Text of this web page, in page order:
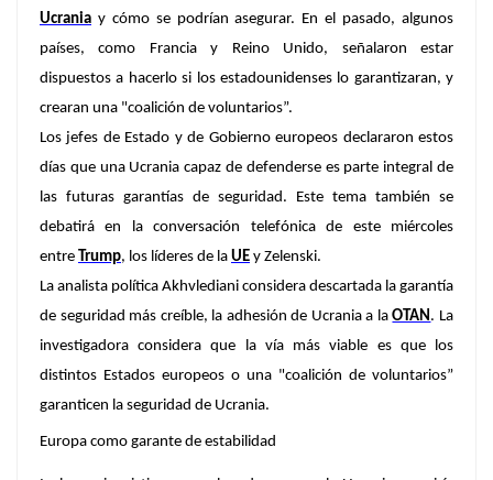
Ucrania y cómo se podrían asegurar. En el pasado, algunos
países, como Francia y Reino Unido, señalaron estar
dispuestos a hacerlo si los estadounidenses lo garantizaran, y
crearan una "coalición de voluntarios”.
Los jefes de Estado y de Gobierno europeos declararon estos
días que una Ucrania capaz de defenderse es parte integral de
las futuras garantías de seguridad. Este tema también se
debatirá en la conversación telefónica de este miércoles
entre Trump, los líderes de la UE y Zelenski.
La analista política Akhvlediani considera descartada la garantía
de seguridad más creíble, la adhesión de Ucrania a laOTAN. La
investigadora considera que la vía más viable es que los
distintos Estados europeos o una "coalición de voluntarios”
garanticen la seguridad de Ucrania.
Europa como garante de estabilidad